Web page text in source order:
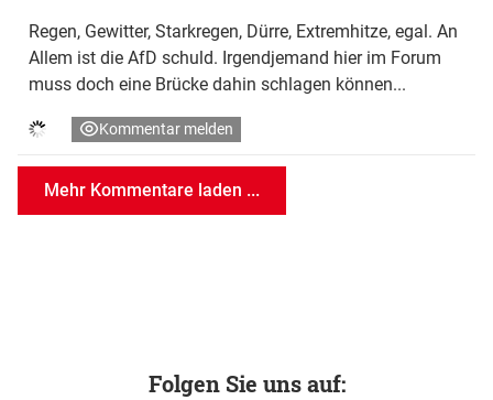
Regen, Gewitter, Starkregen, Dürre, Extremhitze, egal. An
Allem ist die AfD schuld. Irgendjemand hier im Forum
muss doch eine Brücke dahin schlagen können...
Kommentar melden
Mehr Kommentare laden ...
Folgen Sie uns auf: